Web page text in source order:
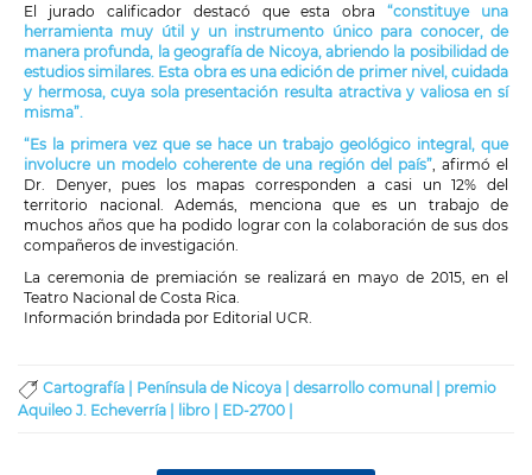
El jurado calificador destacó que esta obra“constituye una
herramienta muy útil y un instrumento único para conocer, de
manera profunda, la geografía de Nicoya, abriendo la posibilidad de
estudios similares. Esta obra es una edición de primer nivel, cuidada
y hermosa, cuya sola presentación resulta atractiva y valiosa en sí
misma”.
“Es la primera vez que se hace un trabajo geológico integral, que
involucre un modelo coherente de una región del país” , afirmó el
Dr. Denyer, pues los mapas corresponden a casi un 12% del
territorio nacional. Además, menciona que es un trabajo de
muchos años que ha podido lograr con la colaboración de sus dos
compañeros de investigación.
La ceremonia de premiación se realizará en mayo de 2015, en el
Teatro Nacional de Costa Rica.
Información brindada por Editorial UCR.
Cartografía | Península de Nicoya | desarrollo comunal | premio
Aquileo J. Echeverría |
libro | ED-2700 |